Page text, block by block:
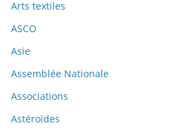
Arts textiles
ASCO
Asie
Assemblée Nationale
Associations
Astéroïdes